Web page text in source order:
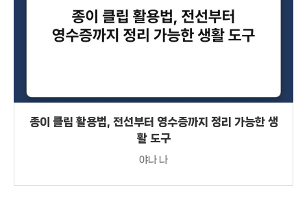
종이 클립 활용법, 전선부터 영수증까지 정리 가능한 생
활 도구
야나 나